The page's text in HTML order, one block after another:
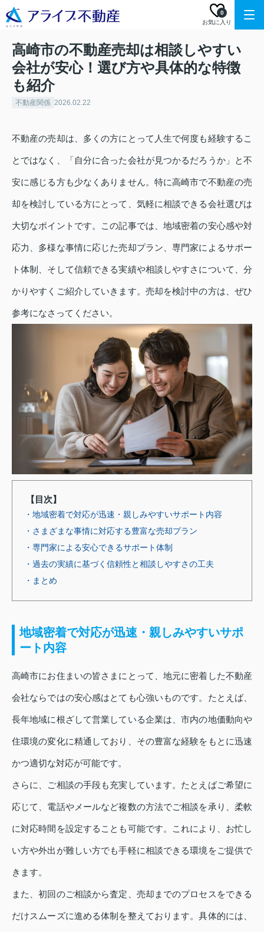
お気に入り
0
高崎市の不動産売却は相談しやすい
会社が安心！選び方や具体的な特徴
も紹介
不動産関係 2026.02.22
不動産の売却は、多くの方にとって人生で何度も経験するこ
とではなく、「自分に合った会社が見つかるだろうか」と不
安に感じる方も少なくありません。特に高崎市で不動産の売
却を検討している方にとって、気軽に相談できる会社選びは
大切なポイントです。この記事では、地域密着の安心感や対
応力、多様な事情に応じた売却プラン、専門家によるサポー
ト体制、そして信頼できる実績や相談しやすさについて、分
かりやすくご紹介していきます。売却を検討中の方は、ぜひ
参考になさってください。
【目次】
・地域密着で対応が迅速・親しみやすいサポート内容
・さまざまな事情に対応する豊富な売却プラン
・専門家による安心できるサポート体制
・過去の実績に基づく信頼性と相談しやすさの工夫
・まとめ
地域密着で対応が迅速・親しみやすいサポ
ート内容
高崎市にお住まいの皆さまにとって、地元に密着した不動産
会社ならではの安心感はとても心強いものです。たとえば、
長年地域に根ざして営業している企業は、市内の地価動向や
住環境の変化に精通しており、その豊富な経験をもとに迅速
かつ適切な対応が可能です。
さらに、ご相談の手段も充実しています。たとえばご希望に
応じて、電話やメールなど複数の方法でご相談を承り、柔軟
に対応時間を設定することも可能です。これにより、お忙し
い方や外出が難しい方でも手軽に相談できる環境をご提供で
きます。
また、初回のご相談から査定、売却までのプロセスをできる
だけスムーズに進める体制を整えております。具体的には、